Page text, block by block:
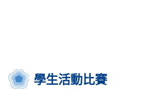
學生活動比賽